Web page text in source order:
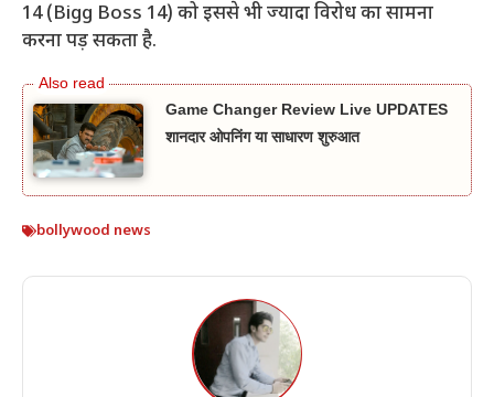
14 (Bigg Boss 14) को इससे भी ज्यादा विरोध का सामना
करना पड़ सकता है.
Game Changer Review Live UPDATES
शानदार ओपनिंग या साधारण शुरुआत
bollywood news